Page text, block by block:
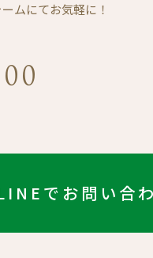
ムにてお気軽に！
でお問い合